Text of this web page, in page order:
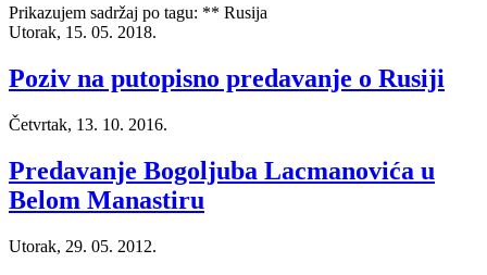
Prikazujem sadržaj po tagu: ** Rusija
Utorak, 15. 05. 2018.
Poziv na putopisno predavanje o Rusiji
Četvrtak, 13. 10. 2016.
Predavanje Bogoljuba Lacmanovića u
Belom Manastiru
Utorak, 29. 05. 2012.